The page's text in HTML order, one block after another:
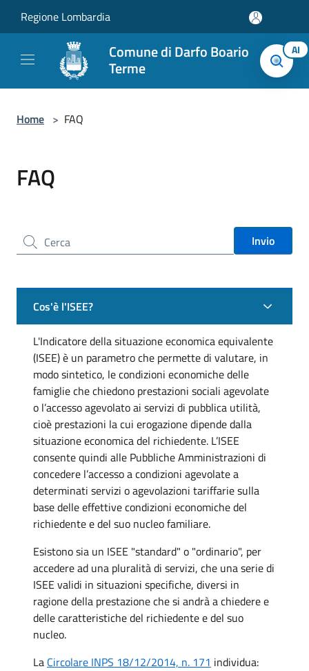
Regione Lombardia
Comune di Darfo Boario
Terme
AI
Home > FAQ
FAQ
Cerca nel sito Invio
Cos'è l'ISEE?
L'Indicatore della situazione economica equivalente
(ISEE) è un parametro che permette di valutare, in
modo sintetico, le condizioni economiche delle
famiglie che chiedono prestazioni sociali agevolate
o l’accesso agevolato ai servizi di pubblica utilità,
cioè prestazioni la cui erogazione dipende dalla
situazione economica del richiedente. L’ISEE
consente quindi alle Pubbliche Amministrazioni di
concedere l’accesso a condizioni agevolate a
determinati servizi o agevolazioni tariffarie sulla
base delle effettive condizioni economiche del
richiedente e del suo nucleo familiare.
Esistono sia un ISEE "standard" o "ordinario", per
accedere ad una pluralità di servizi, che una serie di
ISEE validi in situazioni specifiche, diversi in
ragione della prestazione che si andrà a chiedere e
delle caratteristiche del richiedente e del suo
nucleo.
La Circolare INPS 18/12/2014, n. 171 individua: